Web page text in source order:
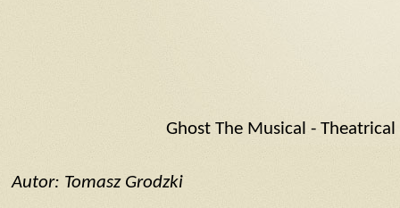
Ghost The Musical - Theatrical
Autor: Tomasz Grodzki